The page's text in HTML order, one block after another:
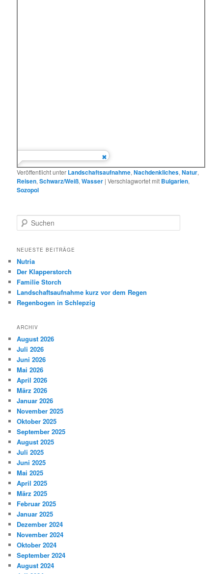
Veröffentlicht unter Landschaftsaufnahme,Nachdenkliches,Natur,
Reisen,Schwarz/Weiß,Wasser |Verschlagwortet mit Bulgarien,
Sozopol
u
h
n
NEUESTE BEITRÄGE
Nutria
Der Klapperstorch
Familie Storch
Landschaftsaufnahme kurz vor dem Regen
Regenbogen in Schlepzig
ARCHIV
August 2026
Juli 2026
Juni 2026
Mai 2026
April 2026
März 2026
Januar 2026
November 2025
Oktober 2025
September 2025
August 2025
Juli 2025
Juni 2025
Mai 2025
April 2025
März 2025
Februar 2025
Januar 2025
Dezember 2024
November 2024
Oktober 2024
September 2024
August 2024